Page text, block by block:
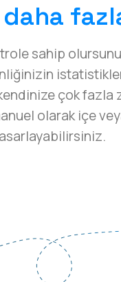
daha
sahip
çok fazla
olarak içe